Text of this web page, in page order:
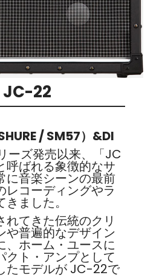
JC-22
/ SM57）&DI
ーズ発売以来、「JC
呼ばれる象徴的なサ
に音楽シーンの最前
レコーディングやラ
きました。
れてきた伝統のクリ
や普遍的なデザイン
、ホーム・ユースに
クト・アンプとして
たモデルが JC-22で